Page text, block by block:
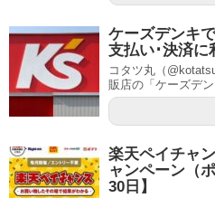
ケーズデンキ
支払い･決済に
コタツ丸（
販店の「ケーズデン
楽天ペイチャ
ャンペーン（
30日】